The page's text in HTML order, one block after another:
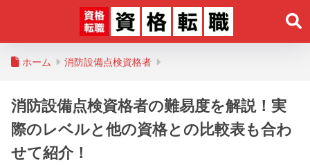
ホーム 消防設備点検資格者
消防設備点検資格者の難易度を解説！実
際のレベルと他の資格との比較表も合わ
せて紹介！